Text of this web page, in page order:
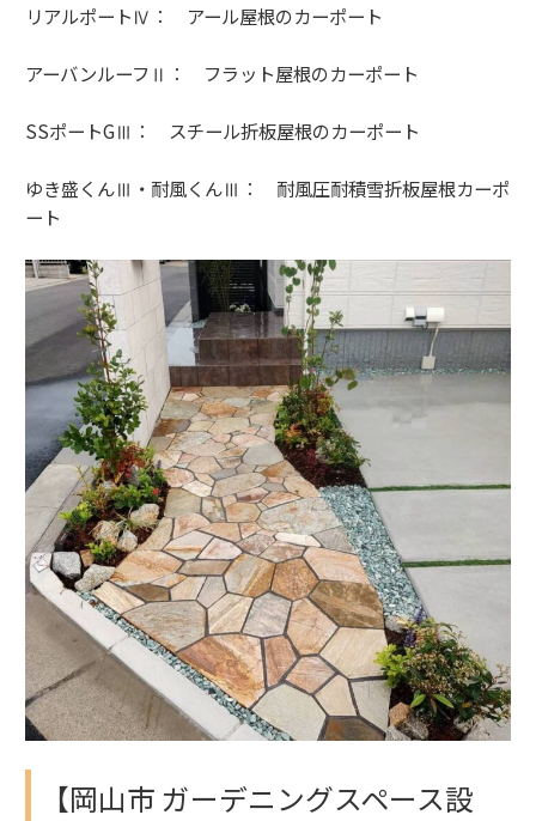
リアルポートⅣ ： アール屋根のカーポート
アーバンルーフⅡ ： フラット屋根のカーポート
SSポートGⅢ ： スチール折板屋根のカーポート
ゆき盛くんⅢ・耐風くんⅢ ： 耐風圧耐積雪折板屋根カーポ
ート
【岡山市 ガーデニングスペース設